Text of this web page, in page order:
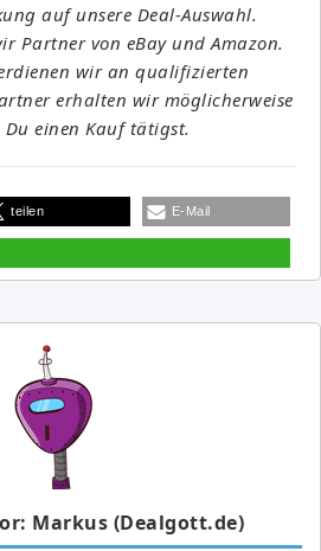
auf unsere Deal-Auswahl.
Partner von eBay und Amazon.
wir an qualifizierten
erhalten wir möglicherweise
einen Kauf tätigst.
teilen E-Mail
Markus (Dealgott.de)